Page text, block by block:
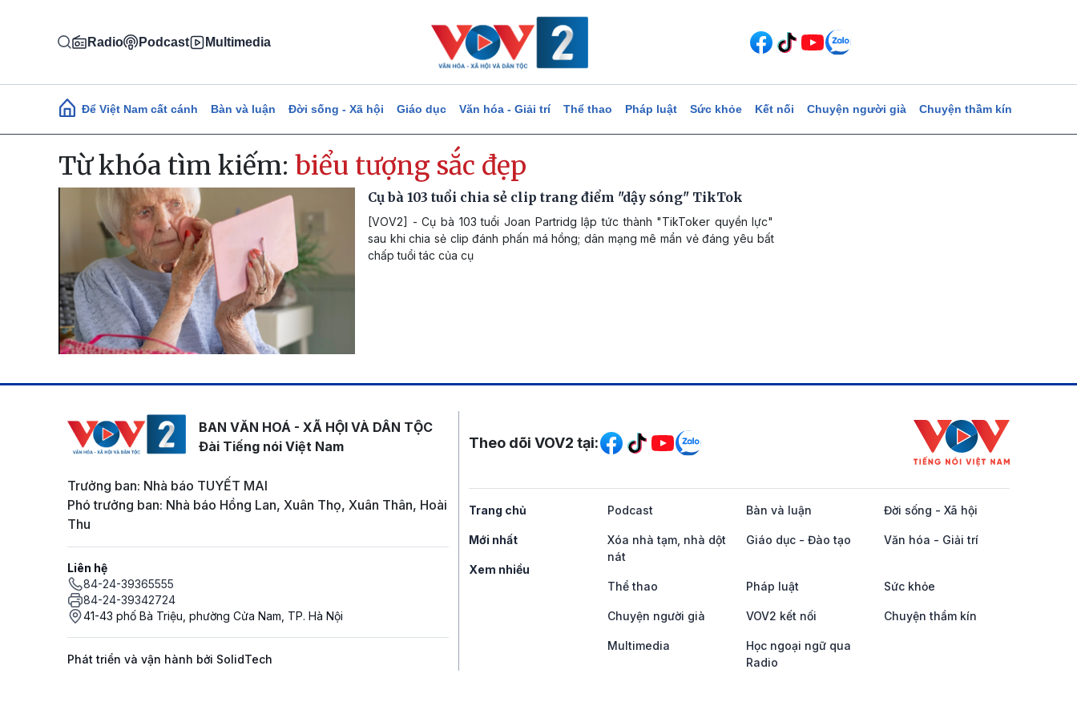
Radio Podcast Multimedia
Main navigation
Để Việt Nam cất cánh Bàn và luận Đời sống - Xã hội Giáo dục Văn hóa - Giải trí Thể thao Pháp luật Sức khỏe Kết nối Chuyện người già Chuyện thầm kín
Từ khóa tìm kiếm: biểu tượng sắc đẹp
Cụ bà 103 tuổi chia sẻ clip trang điểm "dậy sóng" TikTok
[VOV2] - Cụ bà 103 tuổi Joan Partridg lập tức thành "TikToker quyền lực"
sau khi chia sẻ clip đánh phấn má hồng; dân mạng mê mẩn vẻ đáng yêu bất
chấp tuổi tác của cụ
BAN VĂN HOÁ - XÃ HỘI VÀ DÂN TỘC
Đài Tiếng nói Việt Nam
Trưởng ban: Nhà báo TUYẾT MAI
Phó trưởng ban: Nhà báo Hồng Lan, Xuân Thọ, Xuân Thân, Hoài
Thu
Liên hệ
84-24-39365555
84-24-39342724
41-43 phố Bà Triệu, phường Cửa Nam, TP. Hà Nội
Phát triển và vận hành bởi SolidTech
Mạng xã hội
Theo dõi VOV2 tại:
Trang chủ
Mới nhất
Xem nhiều
Podcast Bàn và luận Đời sống - Xã hội
Xóa nhà tạm, nhà dột
nát
Giáo dục - Đào tạo Văn hóa - Giải trí
Thể thao Pháp luật Sức khỏe
Chuyện người già VOV2 kết nối Chuyện thầm kín
Multimedia
Học ngoại ngữ qua
Radio